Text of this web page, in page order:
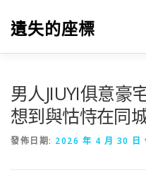
遺失的座標
男人JIUYI俱意豪
想到與怙恃在同
發佈日期: 2026 年 4 月 30 日